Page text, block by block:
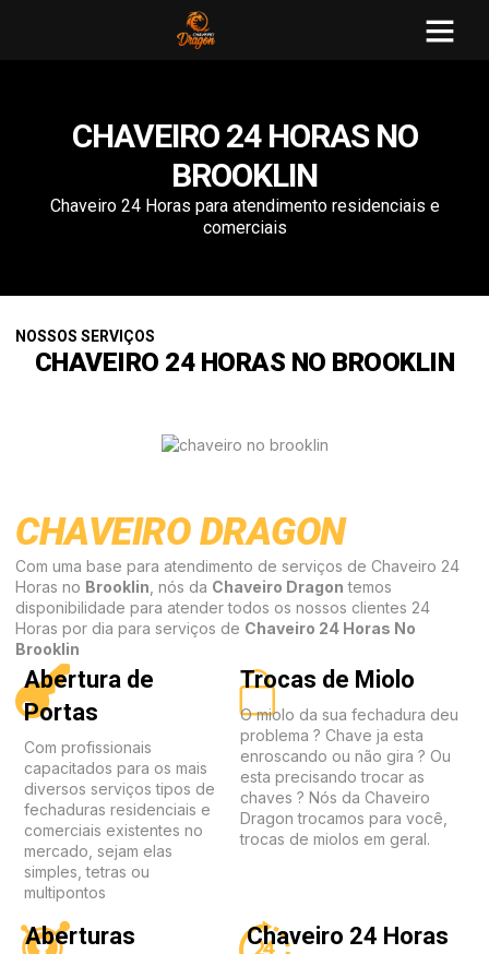
CHAVEIRO 24 HORAS NO
BROOKLIN
Chaveiro 24 Horas para atendimento residenciais e
comerciais
NOSSOS SERVIÇOS
CHAVEIRO 24 HORAS NO BROOKLIN
CHAVEIRO DRAGON
Com uma base para atendimento de serviços de Chaveiro 24
Horas no Brooklin , nós da Chaveiro Dragon temos
disponibilidade para atender todos os nossos clientes 24
Horas por dia para serviços de Chaveiro 24 Horas No
Brooklin
Abertura de
Portas
Com profissionais
capacitados para os mais
diversos serviços tipos de
fechaduras residenciais e
comerciais existentes no
mercado, sejam elas
simples, tetras ou
multipontos
Trocas de Miolo
O miolo da sua fechadura deu
problema ? Chave ja esta
enroscando ou não gira ? Ou
esta precisando trocar as
chaves ? Nós da Chaveiro
Dragon trocamos para você,
trocas de miolos em geral.
Aberturas
Chaveiro 24 Horas